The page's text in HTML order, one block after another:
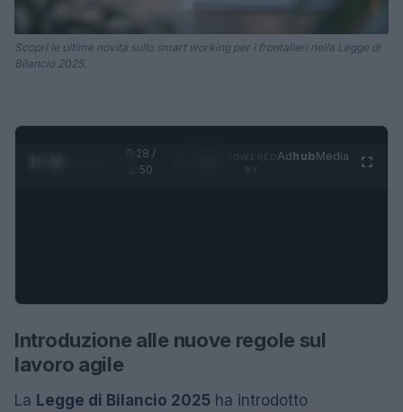
Scopri le ultime novità sullo smart working per i frontalieri nella Legge di
Bilancio 2025.
0:28 /
1:50
AdhubMedia
Introduzione alle nuove regole sul
lavoro agile
La Legge di Bilancio 2025 ha introdotto